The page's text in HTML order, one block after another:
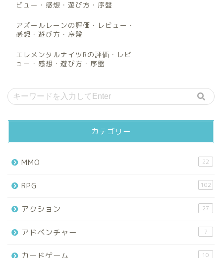
ビュー・感想・遊び方・序盤
アズールレーンの評価・レビュー・
感想・遊び方・序盤
エレメンタルナイツRの評価・レビ
ュー・感想・遊び方・序盤
カテゴリー
MMO 22
RPG 102
アクション 27
アドベンチャー 7
カードゲーム 10